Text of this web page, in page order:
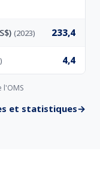
(2023) 233,4
4,4
l'OMS
et statistiques→